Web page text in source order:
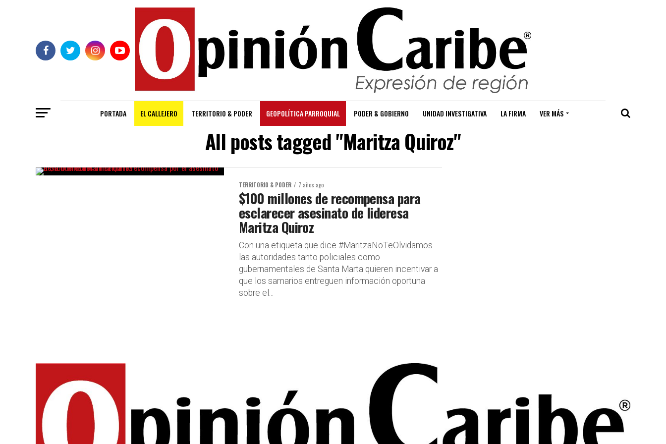
PORTADA EL CALLEJERO TERRITORIO & PODER GEOPOLÍTICA PARROQUIAL PODER & GOBIERNO UNIDAD INVESTIGATIVA LA FIRMA VER MÁS
All posts tagged "Maritza Quiroz"
TERRITORIO & PODER 7 años ago
$100 millones de recompensa para
esclarecer asesinato de lideresa
Maritza Quiroz
Con una etiqueta que dice #MaritzaNoTeOlvidamos
las autoridades tanto policiales como
gubernamentales de Santa Marta quieren incentivar a
que los samarios entreguen información oportuna
sobre el...